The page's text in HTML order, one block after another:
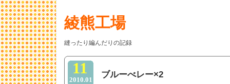
綾熊工場
縫ったり編んだりの記録
11
2010.01
ブルーべレー×2